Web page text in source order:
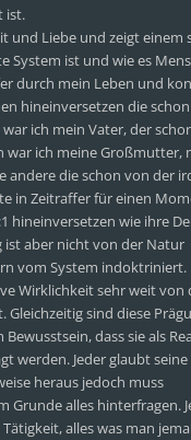
ist.
und Liebe und zeigt einem
System ist und wie es
durch mein Leben und
hineinversetzen die
ich mein Vater, der
war ich meine Großmutter,
andere die schon von der
in Zeitraffer für einen
hineinversetzen wie ihre
ist aber nicht von der Natur
vom System indoktriniert.
Wirklichkeit sehr weit von
Gleichzeitig sind diese
dass sie als
werden. Jeder glaubt seine
heraus jedoch muss
Grunde alles hinterfragen.
alles was man